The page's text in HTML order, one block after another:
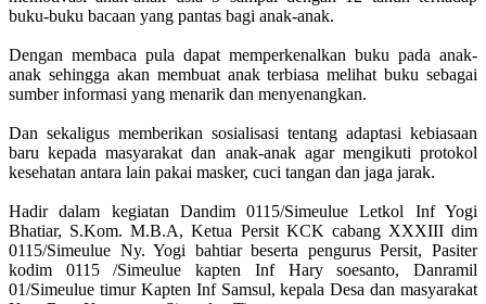
buku-buku bacaan yang pantas bagi anak-anak.
Dengan membaca pula dapat memperkenalkan buku pada anak-
anak sehingga akan membuat anak terbiasa melihat buku sebagai
sumber informasi yang menarik dan menyenangkan.
Dan sekaligus memberikan sosialisasi tentang adaptasi kebiasaan
baru kepada masyarakat dan anak-anak agar mengikuti protokol
kesehatan antara lain pakai masker, cuci tangan dan jaga jarak.
Hadir dalam kegiatan Dandim 0115/Simeulue Letkol Inf Yogi
Bhatiar, S.Kom. M.B.A, Ketua Persit KCK cabang XXXIII dim
0115/Simeulue Ny. Yogi bahtiar beserta pengurus Persit, Pasiter
kodim 0115 /Simeulue kapten Inf Hary soesanto, Danramil
01/Simeulue timur Kapten Inf Samsul, kepala Desa dan masyarakat